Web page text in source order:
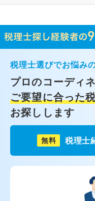
税理士選びでお悩み
プロのコーディ
ご要望に合った
お探しします
無料 税理士